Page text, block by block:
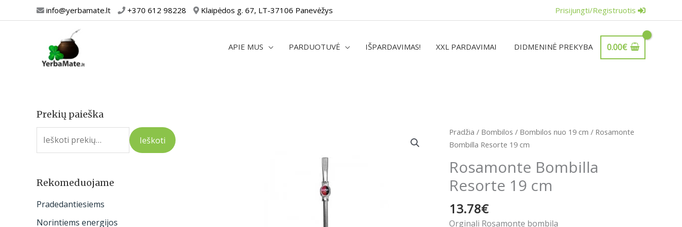
prie
info@yerbamate.lt +370 612 98228 Klaipėdos g. 67, LT-37106 Panevėžys Prisijungti/Registruotis
APIE MUS PARDUOTUVĖ IŠPARDAVIMAS! XXL PARDAVIMAI DIDMENINĖ PREKYBA 0.00€
Prekių paieška
I
e
o
Ieškoti
Rekomeduojame
Pradedantiesiems
Norintiems energijos
Pradžia / Bombilos / Bombilos nuo 19 cm / Rosamonte
Bombilla Resorte 19 cm
Rosamonte Bombilla
Resorte 19 cm
13.78€
Orginali Rosamonte bombila
produkto
kiekis:
Bombilla
Resorte
19
cm